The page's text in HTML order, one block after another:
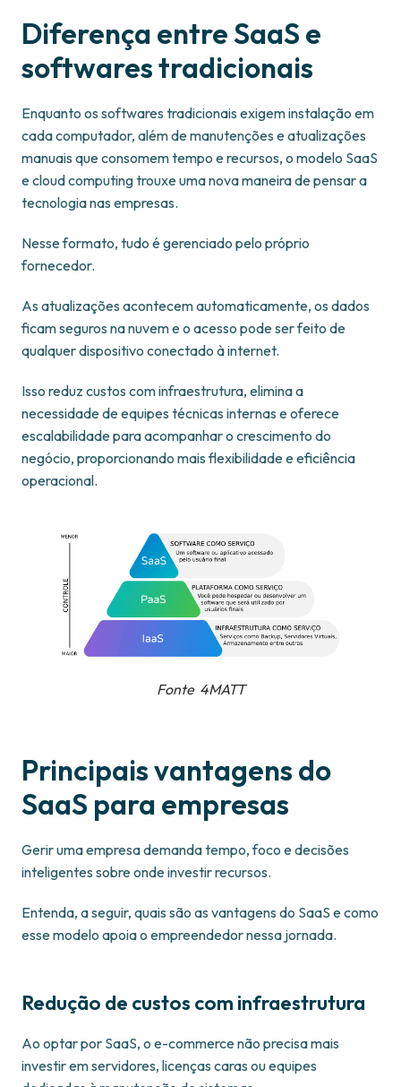
Diferença entre SaaS e
softwares tradicionais
Enquanto os softwares tradicionais exigem instalação em
cada computador, além de manutenções e atualizações
manuais que consomem tempo e recursos, o modelo SaaS
e cloud computing trouxe uma nova maneira de pensar a
tecnologia nas empresas.
Nesse formato, tudo é gerenciado pelo próprio
fornecedor.
As atualizações acontecem automaticamente, os dados
ficam seguros na nuvem e o acesso pode ser feito de
qualquer dispositivo conectado à internet.
Isso reduz custos com infraestrutura, elimina a
necessidade de equipes técnicas internas e oferece
escalabilidade para acompanhar o crescimento do
negócio, proporcionando mais flexibilidade e eficiência
operacional.
Fonte 4MATT
Principais vantagens do
SaaS para empresas
Gerir uma empresa demanda tempo, foco e decisões
inteligentes sobre onde investir recursos.
Entenda, a seguir, quais são as vantagens do SaaS e como
esse modelo apoia o empreendedor nessa jornada.
Redução de custos com infraestrutura
Ao optar por SaaS, o e-commerce não precisa mais
investir em servidores, licenças caras ou equipes